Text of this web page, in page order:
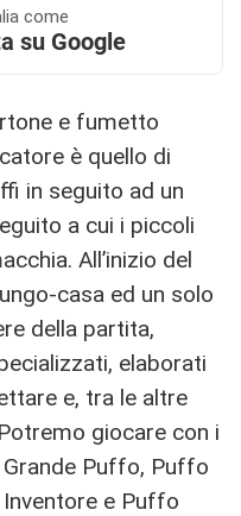
come
su Google
e fumetto
è quello di
in seguito ad un
a cui i piccoli
All’inizio del
casa ed un solo
della partita,
elaborati
e, tra le altre
giocare con i
Puffo, Puffo
e Puffo